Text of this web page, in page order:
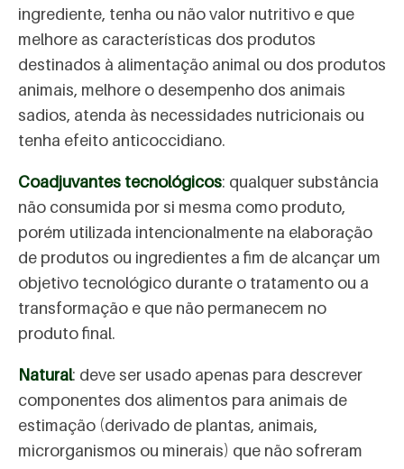
ingrediente, tenha ou não valor nutritivo e que
melhore as características dos produtos
destinados à alimentação animal ou dos produtos
animais, melhore o desempenho dos animais
sadios, atenda às necessidades nutricionais ou
tenha efeito anticoccidiano.
Coadjuvantes tecnológicos: qualquer substância
não consumida por si mesma como produto,
porém utilizada intencionalmente na elaboração
de produtos ou ingredientes a fim de alcançar um
objetivo tecnológico durante o tratamento ou a
transformação e que não permanecem no
produto final.
Natural: deve ser usado apenas para descrever
componentes dos alimentos para animais de
estimação (derivado de plantas, animais,
microrganismos ou minerais) que não sofreram